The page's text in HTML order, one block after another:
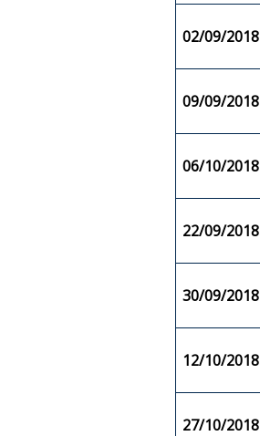
02/09/2018
09/09/2018
06/10/2018
22/09/2018
30/09/2018
12/10/2018
27/10/2018